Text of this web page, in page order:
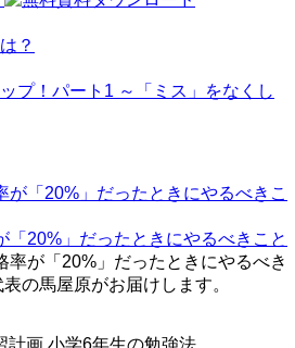
？
プ！パート1 ～「ミス」をなくし
「20%」だったときにやるべきこと
率が「20%」だったときにやるべき
の馬屋原がお届けします。